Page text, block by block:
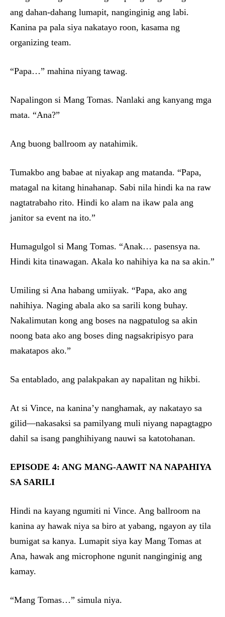
ang dahan-dahang lumapit, nanginginig ang labi.
Kanina pa pala siya nakatayo roon, kasama ng
organizing team.
“Papa…” mahina niyang tawag.
Napalingon si Mang Tomas. Nanlaki ang kanyang mga
mata. “Ana?”
Ang buong ballroom ay natahimik.
Tumakbo ang babae at niyakap ang matanda. “Papa,
matagal na kitang hinahanap. Sabi nila hindi ka na raw
nagtatrabaho rito. Hindi ko alam na ikaw pala ang
janitor sa event na ito.”
Humagulgol si Mang Tomas. “Anak… pasensya na.
Hindi kita tinawagan. Akala ko nahihiya ka na sa akin.”
Umiling si Ana habang umiiyak. “Papa, ako ang
nahihiya. Naging abala ako sa sarili kong buhay.
Nakalimutan kong ang boses na nagpatulog sa akin
noong bata ako ang boses ding nagsakripisyo para
makatapos ako.”
Sa entablado, ang palakpakan ay napalitan ng hikbi.
At si Vince, na kanina’y nanghamak, ay nakatayo sa
gilid—nakasaksi sa pamilyang muli niyang napagtagpo
dahil sa isang panghihiyang nauwi sa katotohanan.
EPISODE 4: ANG MANG-AAWIT NA NAPAHIYA
SA SARILI
Hindi na kayang ngumiti ni Vince. Ang ballroom na
kanina ay hawak niya sa biro at yabang, ngayon ay tila
bumigat sa kanya. Lumapit siya kay Mang Tomas at
Ana, hawak ang microphone ngunit nanginginig ang
kamay.
“Mang Tomas…” simula niya.